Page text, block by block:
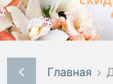
Главная